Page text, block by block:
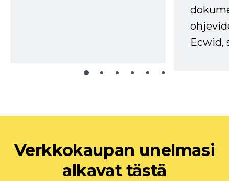
Ecwid,
Verkkokaupan unelmasi
alkavat tästä